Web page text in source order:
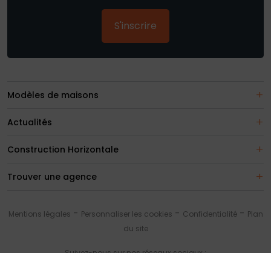
S'inscrire
Modèles de maisons
Actualités
Construction Horizontale
Trouver une agence
Mentions légales Personnaliser les cookies Confidentialité
Plan
du site